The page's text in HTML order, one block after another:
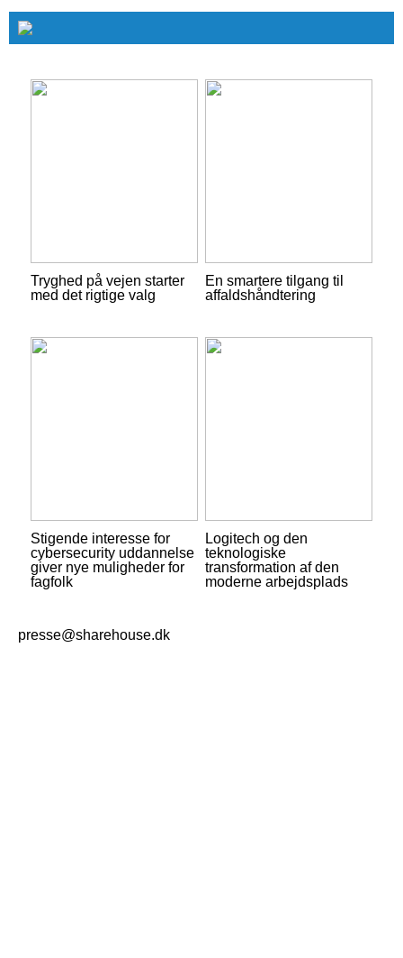
Tryghed på vejen starter
med det rigtige valg
En smartere tilgang til
affaldshåndtering
Stigende interesse for
cybersecurity uddannelse
giver nye muligheder for
fagfolk
Logitech og den
teknologiske
transformation af den
moderne arbejdsplads
presse@sharehouse.dk